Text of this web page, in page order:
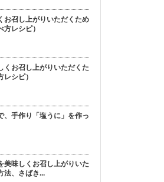
お召し上がりいただくため
レシピ）
くお召し上がりいただくた
シピ）
、手作り「塩うに」を作っ
美味しくお召し上がりいた
法、さばき...